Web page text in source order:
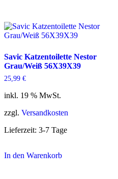
Savic Katzentoilette Nestor
Grau/Weiß 56X39X39
25,99 €
inkl. 19 % MwSt.
zzgl. Versandkosten
Lieferzeit: 3-7 Tage
In den Warenkorb